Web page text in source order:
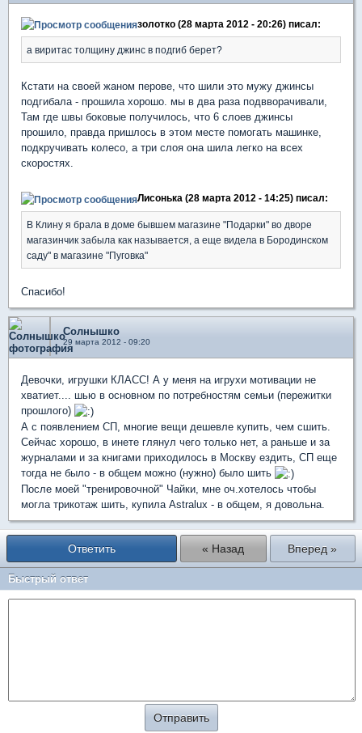
золотко (28 марта 2012 - 20:26) писал:
а виритас толщину джинс в подгиб берет?
Кстати на своей жаном перове, что шили это мужу джинсы
подгибала - прошила хорошо. мы в два раза подвворачивали,
Там где швы боковые получилось, что 6 слоев джинсы
прошило, правда пришлось в этом месте помогать машинке,
подкручивать колесо, а три слоя она шила легко на всех
скоростях.
Лисонька (28 марта 2012 - 14:25) писал:
В Клину я брала в доме бывшем магазине "Подарки" во дворе
магазинчик забыла как называется, а еще видела в Бородинском
саду" в магазине "Пуговка"
Спасибо!
Солнышко
29 марта 2012 - 09:20
Девочки, игрушки КЛАСС! А у меня на игрухи мотивации не
хватиет.... шью в основном по потребностям семьи (пережитки
прошлого)
А с появлением СП, многие вещи дешевле купить, чем сшить.
Сейчас хорошо, в инете глянул чего только нет, а раньше и за
журналами и за книгами приходилось в Москву ездить, СП еще
тогда не было - в общем можно (нужно) было шить
После моей "тренировочной" Чайки, мне оч.хотелось чтобы
могла трикотаж шить, купила Astralux - в общем, я довольна.
Ответить « Назад Вперед »
Быстрый ответ